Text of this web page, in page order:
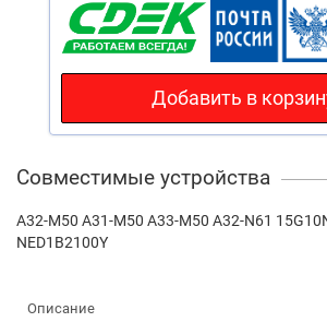
Добавить в
Совместимые устройства
A32-M50 A31-M50 A33-M50 A32-N61
NED1B2100Y
Описание